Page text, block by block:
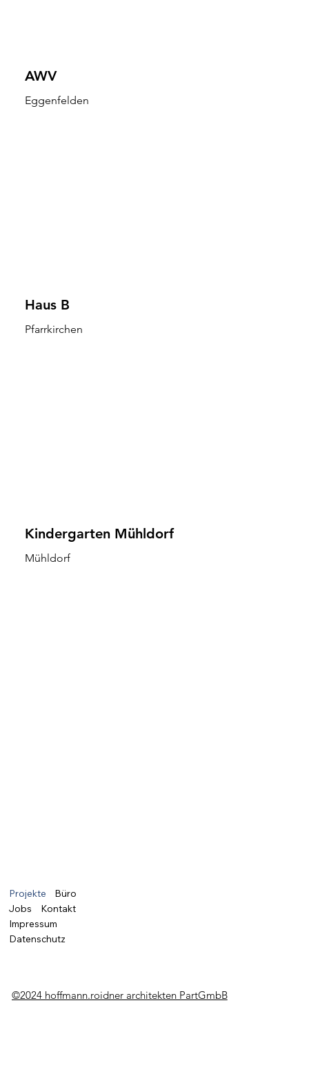
AWV
Eggenfelden
Haus B
Pfarrkirchen
Kindergarten Mühldorf
Mühldorf
Projekte
Büro
Jobs
Kontakt
Impressum
Datenschutz
©2024 hoffmann.roidner architekten PartGmbB